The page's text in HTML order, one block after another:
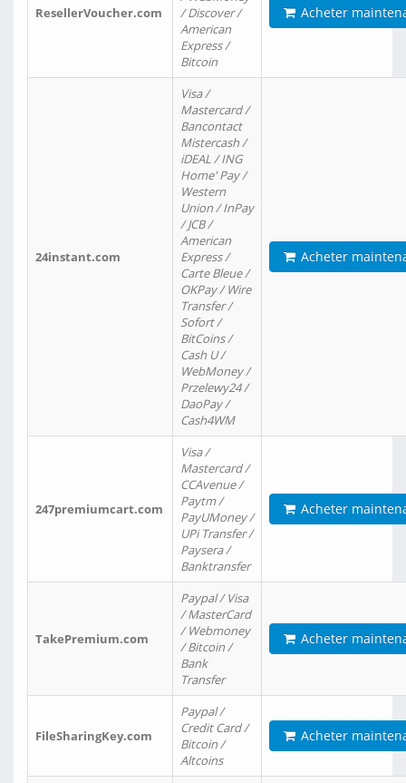
ResellerVoucher.com
/ Discover /
American
Express /
Bitcoin
Acheter
24instant.com
Visa /
Mastercard /
Bancontact
Mistercash /
iDEAL / ING
Home' Pay /
Western
Union / InPay
/ JCB /
American
Express /
Carte Bleue /
OKPay / Wire
Transfer /
Sofort /
BitCoins /
Cash U /
WebMoney /
Przelewy24 /
DaoPay /
Cash4WM
Acheter
247premiumcart.com
Visa /
Mastercard /
CCAvenue /
Paytm /
PayUMoney /
UPi Transfer /
Paysera /
Banktransfer
Acheter
TakePremium.com
Paypal / Visa
/ MasterCard
/ Webmoney
/ Bitcoin /
Bank
Transfer
Acheter
FileSharingKey.com
Paypal /
Credit Card /
Bitcoin /
Altcoins
Acheter